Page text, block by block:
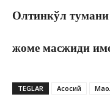
Олтинкўл
жоме масжиди
TEGLAR Асосий